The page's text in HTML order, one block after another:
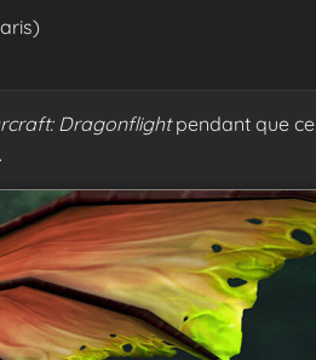
Dragonflightpendant que ce
.